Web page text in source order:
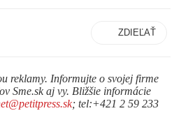
ZDIEĽAŤ
reklamy. Informujte o svojej firme
Sme.sk aj vy. Bližšie informácie
; tel:+421 2 59 233